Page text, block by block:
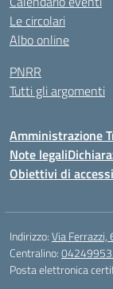
Le circolari
Albo online
PNRR
Tutti gli argomenti
Amministrazione
Note legali
Obiettivi di
Indirizzo:Via Ferrazzi,
Centralino:
Posta elettronica